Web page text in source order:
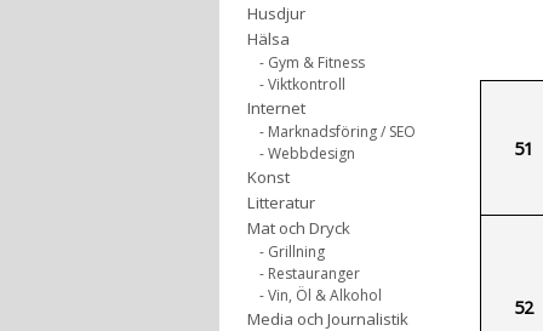
Husdjur
Hälsa
- Gym & Fitness
- Viktkontroll
Internet
- Marknadsföring / SEO
- Webbdesign
Konst
Litteratur
Mat och Dryck
- Grillning
- Restauranger
- Vin, Öl & Alkohol
Media och Journalistik
51
52